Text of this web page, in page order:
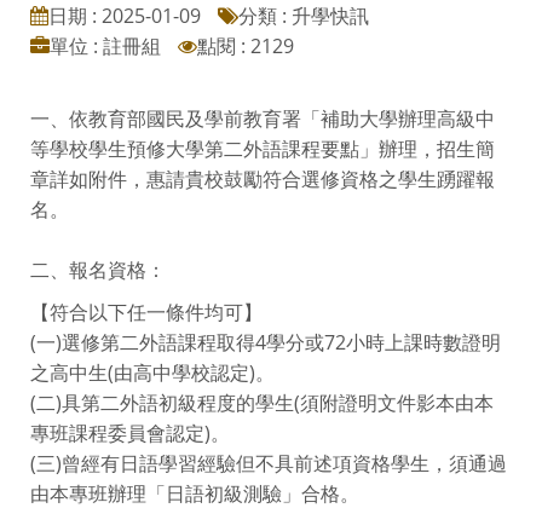
日期 : 2025-01-09
分類 : 升學快訊
單位 : 註冊組
點閱 : 2129
一、依教育部國民及學前教育署「補助大學辦理高級中
等學校學生預修大學第二外語課程要點」辦理，招生簡
章詳如附件，惠請貴校鼓勵符合選修資格之學生踴躍報
名。
二、報名資格：
【符合以下任一條件均可】
(一)選修第二外語課程取得4學分或72小時上課時數證明
之高中生(由高中學校認定)。
(二)具第二外語初級程度的學生(須附證明文件影本由本
專班課程委員會認定)。
(三)曾經有日語學習經驗但不具前述項資格學生，須通過
由本專班辦理「日語初級測驗」合格。